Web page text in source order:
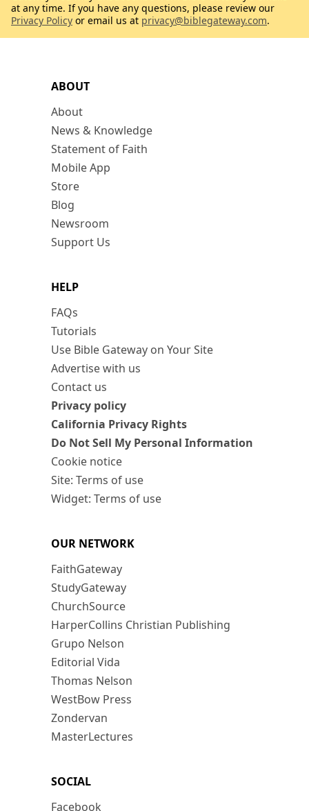
ABOUT
About
News & Knowledge
Statement of Faith
Mobile App
Store
Blog
Newsroom
Support Us
HELP
FAQs
Tutorials
Use Bible Gateway on Your Site
Advertise with us
Contact us
Privacy policy
California Privacy Rights
Do Not Sell My Personal Information
Cookie notice
Site: Terms of use
Widget: Terms of use
OUR NETWORK
FaithGateway
StudyGateway
ChurchSource
HarperCollins Christian Publishing
Grupo Nelson
Editorial Vida
Thomas Nelson
WestBow Press
Zondervan
MasterLectures
SOCIAL
Facebook
at any time. If you have any questions, please review our
Privacy Policy or email us at privacy@biblegateway.com.